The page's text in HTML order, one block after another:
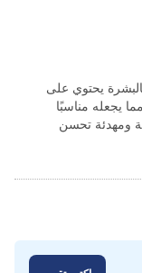
يحتوي على
يجعله مناسبًا
ومهدئة تحسن